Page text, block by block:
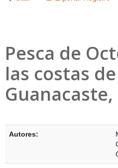
Pesca de
las costas
Guanacaste,
Autores: